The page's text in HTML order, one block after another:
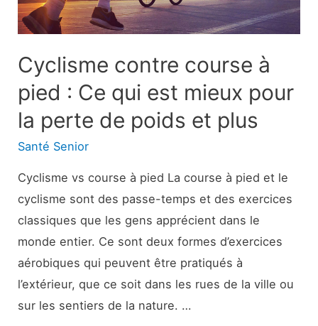
rétablissement
Cyclisme contre course à
pied : Ce qui est mieux pour
la perte de poids et plus
Santé Senior
Cyclisme vs course à pied La course à pied et le
cyclisme sont des passe-temps et des exercices
classiques que les gens apprécient dans le
monde entier. Ce sont deux formes d’exercices
aérobiques qui peuvent être pratiqués à
l’extérieur, que ce soit dans les rues de la ville ou
sur les sentiers de la nature. …